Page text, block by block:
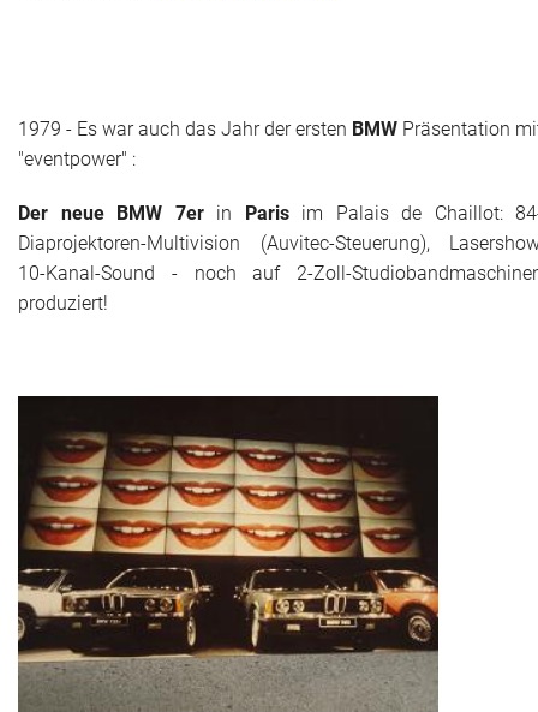
1979 - Es war auch das Jahr der ersten BMW Präsentation
"eventpower" :
Der neue BMW 7erin Parisim Palais de Chaillot:
Diaprojektoren-Multivision (Auvitec-Steuerung),
10-Kanal-Sound - noch auf 2-Zoll-
produziert!